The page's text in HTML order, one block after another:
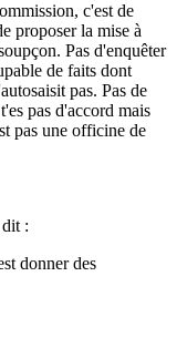
c'est de
proposer la mise à
Pas d'enquêter
de faits dont
pas. Pas de
pas d'accord mais
pas une officine de
:
donner des